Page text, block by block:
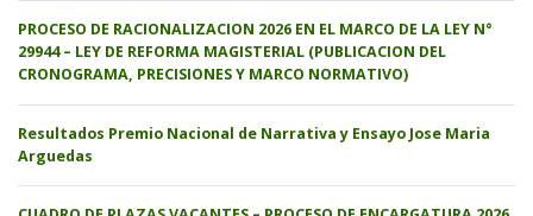
PROCESO DE RACIONALIZACION 2026 EN EL MARCO DE LA LEY N°
29944 – LEY DE REFORMA MAGISTERIAL (PUBLICACION DEL
CRONOGRAMA, PRECISIONES Y MARCO NORMATIVO)
Resultados Premio Nacional de Narrativa y Ensayo Jose Maria
Arguedas